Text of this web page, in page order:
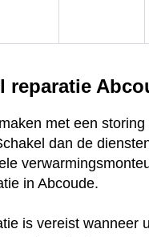
reparatie
met een
dan de
in Abcoude.
is vereist wanneer